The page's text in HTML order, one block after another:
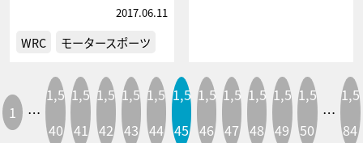
2017.06.11
WRC モータースポーツ
1 …
1,5
40
1,5
41
1,5
42
1,5
43
1,5
44
1,5
45
1,5
46
1,5
47
1,5
48
1,5
49
1,5
50
…
1,5
84